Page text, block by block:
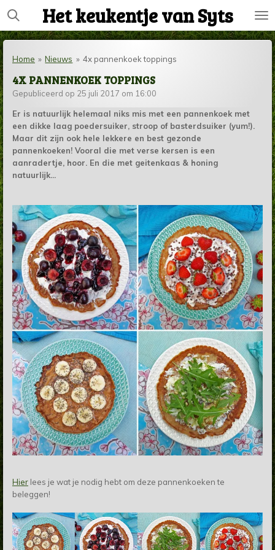
Ga
direct
naar
hoofdinhoud
Het keukentje van Syts
Home » Nieuws » 4x pannenkoek toppings
4X PANNENKOEK TOPPINGS
Gepubliceerd op 25 juli 2017 om 16:00
Er is natuurlijk helemaal niks mis met een pannenkoek met
een dikke laag poedersuiker, stroop of basterdsuiker (yum!).
Maar dit zijn ook hele lekkere en best gezonde
pannenkoeken! Vooral die met verse kersen is een
aanradertje, hoor. En die met geitenkaas & honing
natuurlijk...
Hier lees je wat je nodig hebt om deze pannenkoeken te
beleggen!